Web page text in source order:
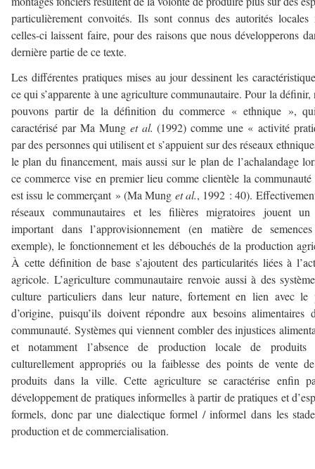
particulièrement convoités. Ils sont connus des autorités locales
celles-ci laissent faire, pour des raisons que nous développerons
dernière partie de ce texte.
Les différentes pratiques mises au jour dessinent les
ce qui s’apparente à une agriculture communautaire. Pour la définir,
pouvons partir de la définition du commerce « ethnique »,
caractérisé par Ma Mung et al. (1992) comme une « activité
par des personnes qui utilisent et s’appuient sur des réseaux
le plan du financement, mais aussi sur le plan de l’achalandage
ce commerce vise en premier lieu comme clientèle la communauté
est issu le commerçant » (Ma Mung et al., 1992 : 40).
réseaux communautaires et les filières migratoires jouent
important dans l’approvisionnement (en matière de
exemple), le fonctionnement et les débouchés de la production
À cette définition de base s’ajoutent des particularités liées à
agricole. L’agriculture communautaire renvoie aussi à des
culture particuliers dans leur nature, fortement en lien avec le
d’origine, puisqu’ils doivent répondre aux besoins alimentaires
communauté. Systèmes qui viennent combler des injustices
et notamment l’absence de production locale de produits
culturellement appropriés ou la faiblesse des points de vente
produits dans la ville. Cette agriculture se caractérise enfin
développement de pratiques informelles à partir de pratiques et
formels, donc par une dialectique formel / informel dans les
production et de commercialisation.